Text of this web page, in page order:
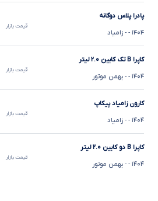
پادرا پلاس دوگانه
۱۴۰۴ - - زامیاد
قیمت بازار
کاپرا B تک کابین ۲.۰ لیتر
۱۴۰۴ - - بهمن موتور
قیمت بازار
کارون زامیاد پیکاپ
۱۴۰۴ - - زامیاد
قیمت بازار
کاپرا B دو کابین ۲.۰ لیتر
۱۴۰۴ - - بهمن موتور
قیمت بازار